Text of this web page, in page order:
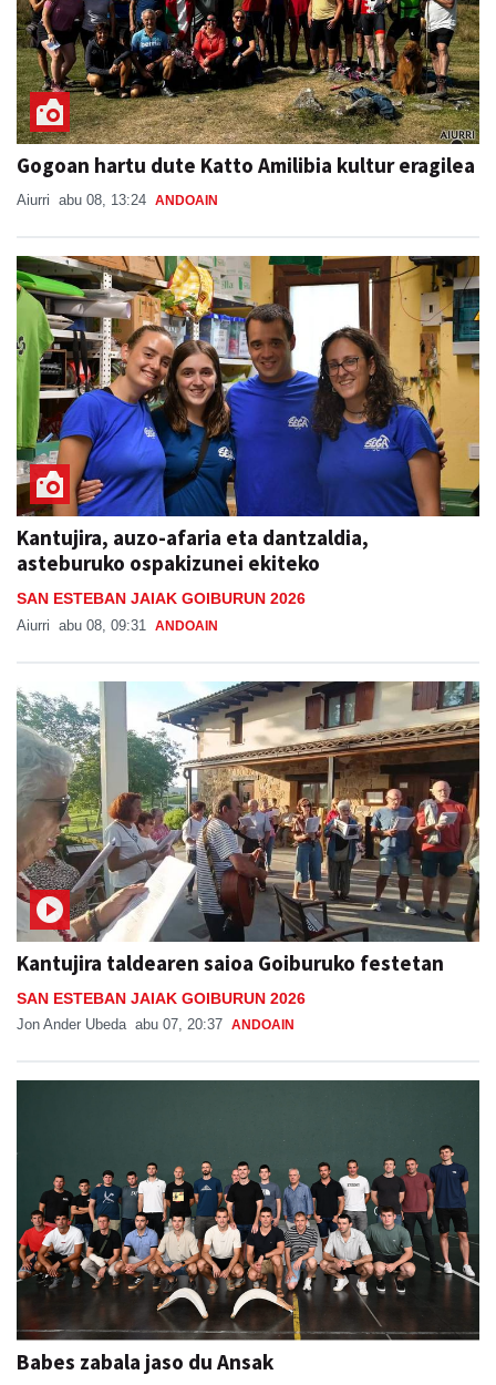
Gogoan hartu dute Katto Amilibia kultur eragilea
Aiurri abu 08, 13:24 ANDOAIN
Kantujira, auzo-afaria eta dantzaldia,
asteburuko ospakizunei ekiteko
SAN ESTEBAN JAIAK GOIBURUN 2026
Aiurri abu 08, 09:31 ANDOAIN
Kantujira taldearen saioa Goiburuko festetan
SAN ESTEBAN JAIAK GOIBURUN 2026
Jon Ander Ubeda abu 07, 20:37 ANDOAIN
Babes zabala jaso du Ansak